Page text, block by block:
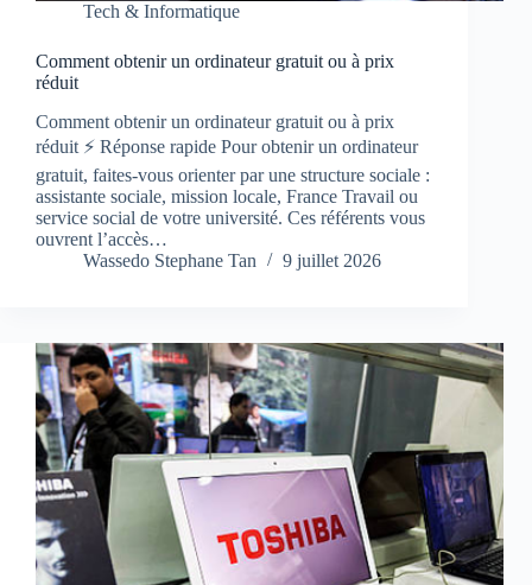
Tech & Informatique
Comment obtenir un ordinateur gratuit ou à prix
réduit
Comment obtenir un ordinateur gratuit ou à prix
réduit ⚡ Réponse rapide Pour obtenir un ordinateur
gratuit, faites-vous orienter par une structure sociale :
assistante sociale, mission locale, France Travail ou
service social de votre université. Ces référents vous
ouvrent l’accès…
Wassedo Stephane Tan
9 juillet 2026